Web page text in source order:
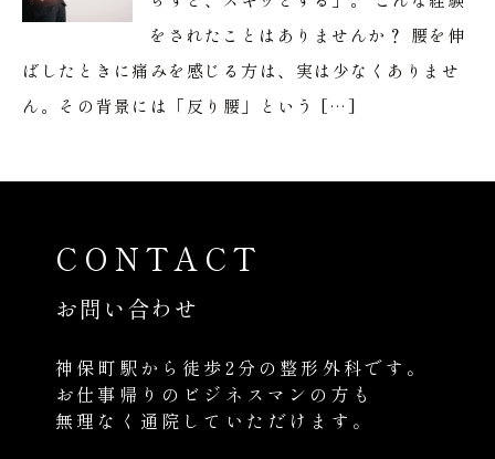
をされたことはありませんか？ 腰を伸
ばしたときに痛みを感じる方は、実は少なくありませ
ん。その背景には「反り腰」という […]
CONTACT
お問い合わせ
神保町駅から徒歩2分の整形外科です。
お仕事帰りのビジネスマンの方も
無理なく通院していただけます。